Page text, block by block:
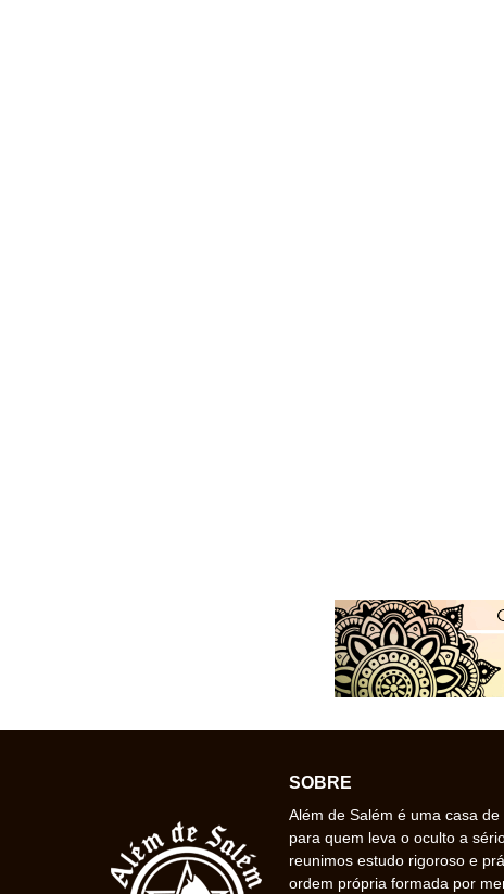
SOBRE
Além de Salém é uma casa
para quem leva o oculto a
reunimos estudo rigoroso e
ordem própria formada por